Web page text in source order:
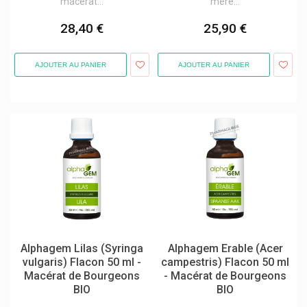
Axodiet Compléments Alimentaires
B.slim
Babé Laboratoires
Bailleul Laboratoires
Bauerfeind
Bausch & Lomb
28,40 €
AJOUTER AU PANIER
25,90 €
AJOUTER AU PANIER
Alphagem Lilas (Syringa
vulgaris) Flacon 50 ml -
Macérat de Bourgeons
BIO
Alphagem Erable (Acer
campestris) Flacon 50 ml
- Macérat de Bourgeons
BIO